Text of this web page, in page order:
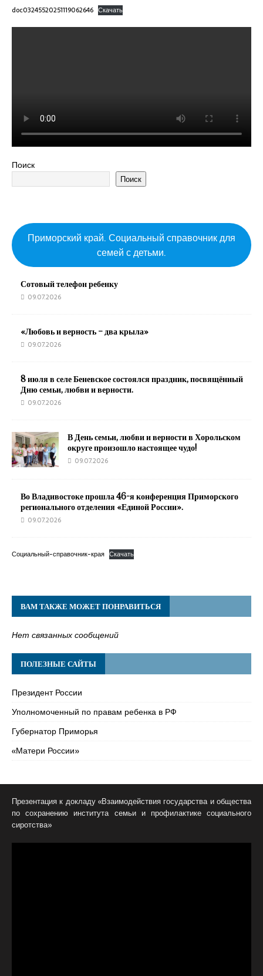
doc03245520251119062646 Скачать
Поиск
Поиск
Приморский край. Социальный справочник для
семей с детьми.
Сотовый телефон ребенку
09.07.2026
«Любовь и верность – два крыла»
09.07.2026
8 июля в селе Беневское состоялся праздник, посвящённый
Дню семьи, любви и верности.
09.07.2026
В День семьи, любви и верности в Хорольском
округе произошло настоящее чудо!
09.07.2026
Во Владивостоке прошла 46-я конференция Приморского
регионального отделения «Единой России».
09.07.2026
Социальный-справочник-края Скачать
ВАМ ТАКЖЕ МОЖЕТ ПОНРАВИТЬСЯ
Нет связанных сообщений
ПОЛЕЗНЫЕ САЙТЫ
Президент России
Уполномоченный по правам ребенка в РФ
Губернатор Приморья
«Матери России»
Презентация к докладу «Взаимодействия государства и общества
по сохранению института семьи и профилактике социального
сиротства»